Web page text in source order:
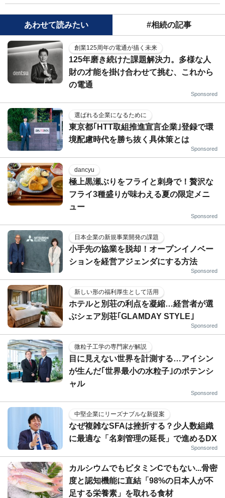
あわせて読みたい #相続の記事
創業125周年の電通が描く未来
125年磨き続けた課題解決力。多様な人
財の才能を掛け合わせて挑む、これから
の電通
Sponsored
選ばれる企業になるために
東京都｢HTT取組推進宣言企業｣登録で環
境配慮時代を勝ち抜く具体策とは
Sponsored
dancyu
極上黒瀬ぶりをフライと刺身で！贅沢な
フライ3種盛りが味わえる夏の限定メニ
ュー
Sponsored
日本企業の新規事業開発の課題
小手先の協業を脱却！オープンイノベー
ションを経営アジェンダにする方法
Sponsored
新しい形の福利厚生として活用
ホテルと別荘の利点を凝縮…経営者が選
ぶシェア別荘｢GLAMDAY STYLE｣
Sponsored
微粒子工学の専門家が解説
目に見えない世界を計測する…アイシン
が生んだ｢世界最小の水粒子｣のポテンシ
ャル
Sponsored
中堅企業にリーズナブルな新提案
なぜ複雑なSFAは挫折する？少人数組織
に最適な「名刺管理の延長」で進めるDX
Sponsored
カルシウムでもビタミンCでもない...骨密
度と認知機能に直結「98%の日本人が不
足する栄養素」を取れる食材